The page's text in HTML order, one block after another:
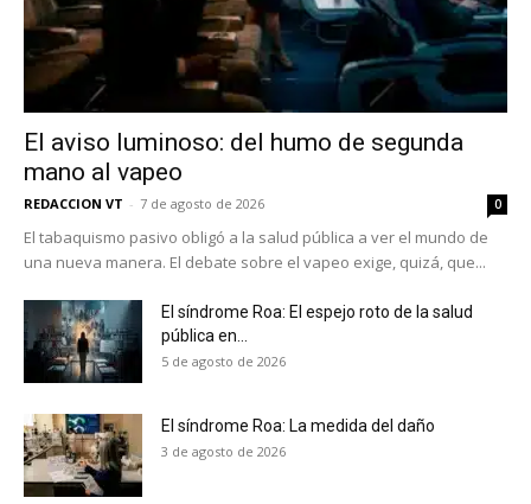
El aviso luminoso: del humo de segunda
mano al vapeo
REDACCION VT - 7 de agosto de 2026 0
El tabaquismo pasivo obligó a la salud pública a ver el mundo de
una nueva manera. El debate sobre el vapeo exige, quizá, que...
El síndrome Roa: El espejo roto de la salud
pública en...
5 de agosto de 2026
El síndrome Roa: La medida del daño
3 de agosto de 2026